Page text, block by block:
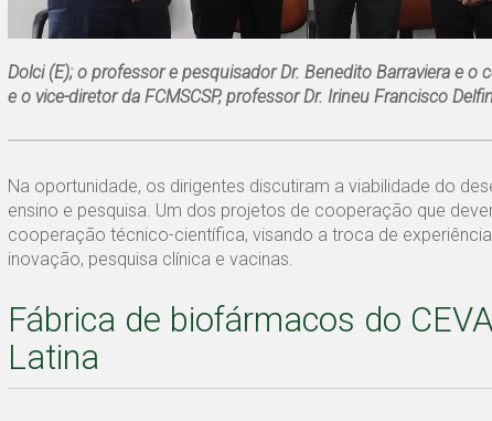
Dolci (E);o professor e pesquisador Dr. Benedito Barraviera e o
e o vice-diretor da FCMSCSP, professor Dr. Irineu Francisco
Na oportunidade, os dirigentes discutiram a viabilidade do
ensino e pesquisa. Um dos projetos de cooperação que
cooperação técnico-científica, visando a troca de
inovação, pesquisa clínica e vacinas.
Fábrica de biofármacos do
Latina